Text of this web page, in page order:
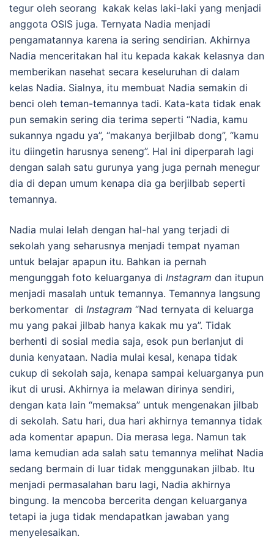
tegur oleh seorang kakak kelas laki-laki yang menjadi
anggota OSIS juga. Ternyata Nadia menjadi
pengamatannya karena ia sering sendirian. Akhirnya
Nadia menceritakan hal itu kepada kakak kelasnya dan
memberikan nasehat secara keseluruhan di dalam
kelas Nadia. Sialnya, itu membuat Nadia semakin di
benci oleh teman-temannya tadi. Kata-kata tidak enak
pun semakin sering dia terima seperti “Nadia, kamu
sukannya ngadu ya”, “makanya berjilbab dong”, “kamu
itu diingetin harusnya seneng”. Hal ini diperparah lagi
dengan salah satu gurunya yang juga pernah menegur
dia di depan umum kenapa dia ga berjilbab seperti
temannya.
Nadia mulai lelah dengan hal-hal yang terjadi di
sekolah yang seharusnya menjadi tempat nyaman
untuk belajar apapun itu. Bahkan ia pernah
mengunggah foto keluarganya di Instagram dan itupun
menjadi masalah untuk temannya. Temannya langsung
berkomentar di Instagram “Nad ternyata di keluarga
mu yang pakai jilbab hanya kakak mu ya”. Tidak
berhenti di sosial media saja, esok pun berlanjut di
dunia kenyataan. Nadia mulai kesal, kenapa tidak
cukup di sekolah saja, kenapa sampai keluarganya pun
ikut di urusi. Akhirnya ia melawan dirinya sendiri,
dengan kata lain “memaksa” untuk mengenakan jilbab
di sekolah. Satu hari, dua hari akhirnya temannya tidak
ada komentar apapun. Dia merasa lega. Namun tak
lama kemudian ada salah satu temannya melihat Nadia
sedang bermain di luar tidak menggunakan jilbab. Itu
menjadi permasalahan baru lagi, Nadia akhirnya
bingung. Ia mencoba bercerita dengan keluarganya
tetapi ia juga tidak mendapatkan jawaban yang
menyelesaikan.